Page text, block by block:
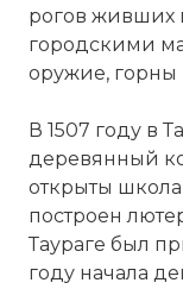
рогов живших
городскими
оружие, горны
В 1507 году в
деревянный
открыты
построен
Таураге был
году начала